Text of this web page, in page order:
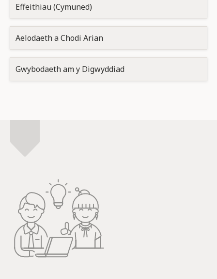
Effeithiau (Cymuned)
Aelodaeth a Chodi Arian
Gwybodaeth am y Digwyddiad